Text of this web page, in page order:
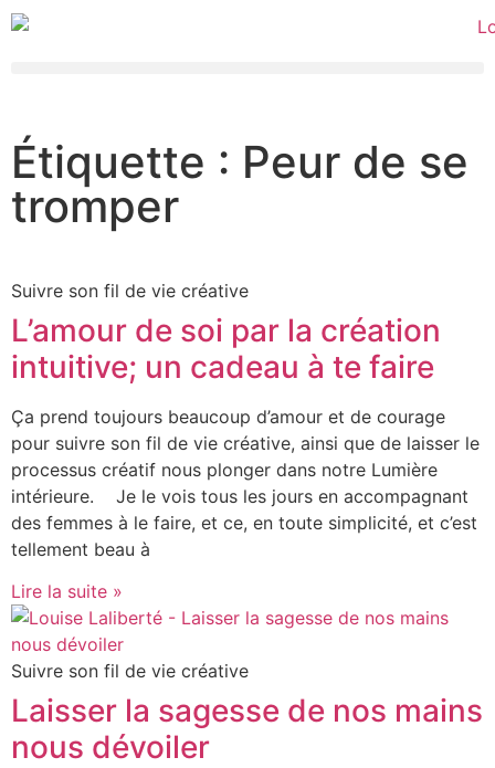
Étiquette : Peur de se
tromper
Suivre son fil de vie créative
L’amour de soi par la création
intuitive; un cadeau à te faire
Ça prend toujours beaucoup d’amour et de courage
pour suivre son fil de vie créative, ainsi que de laisser le
processus créatif nous plonger dans notre Lumière
intérieure. Je le vois tous les jours en accompagnant
des femmes à le faire, et ce, en toute simplicité, et c’est
tellement beau à
Lire la suite »
Suivre son fil de vie créative
Laisser la sagesse de nos mains
nous dévoiler